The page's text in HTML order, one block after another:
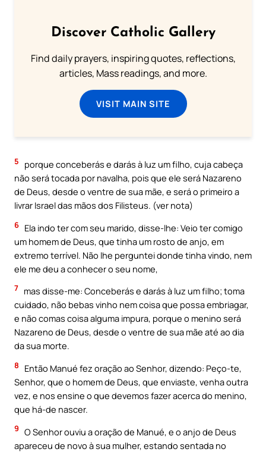
Discover Catholic Gallery
Find daily prayers, inspiring quotes, reflections,
articles, Mass readings, and more.
VISIT MAIN SITE
5
porque conceberás e darás à luz um filho, cuja cabeça
não será tocada por navalha, pois que ele será Nazareno
de Deus, desde o ventre de sua mãe, e será o primeiro a
livrar Israel das mãos dos Filisteus. (ver nota)
6 Ela indo ter com seu marido, disse-lhe: Veio ter comigo
um homem de Deus, que tinha um rosto de anjo, em
extremo terrível. Não lhe perguntei donde tinha vindo, nem
ele me deu a conhecer o seu nome,
7 mas disse-me: Conceberás e darás à luz um filho; toma
cuidado, não bebas vinho nem coisa que possa embriagar,
e não comas coisa alguma impura, porque o menino será
Nazareno de Deus, desde o ventre de sua mãe até ao dia
da sua morte.
8
Então Manué fez oração ao Senhor, dizendo: Peço-te,
Senhor, que o homem de Deus, que enviaste, venha outra
vez, e nos ensine o que devemos fazer acerca do menino,
que há-de nascer.
9 O Senhor ouviu a oração de Manué, e o anjo de Deus
apareceu de novo à sua mulher, estando sentada no